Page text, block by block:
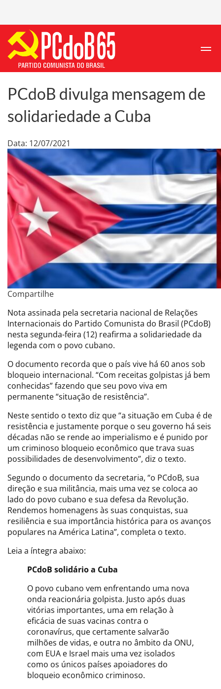
PCdoB divulga mensagem de
solidariedade a Cuba
Data: 12/07/2021
Compartilhe
Nota assinada pela secretaria nacional de Relações
Internacionais do Partido Comunista do Brasil (PCdoB)
nesta segunda-feira (12) reafirma a solidariedade da
legenda com o povo cubano.
O documento recorda que o país vive há 60 anos sob
bloqueio internacional. “Com receitas golpistas já bem
conhecidas” fazendo que seu povo viva em
permanente “situação de resistência”.
Neste sentido o texto diz que “a situação em Cuba é de
resistência e justamente porque o seu governo há seis
décadas não se rende ao imperialismo e é punido por
um criminoso bloqueio econômico que trava suas
possibilidades de desenvolvimento”, diz o texto.
Segundo o documento da secretaria, “o PCdoB, sua
direção e sua militância, mais uma vez se coloca ao
lado do povo cubano e sua defesa da Revolução.
Rendemos homenagens às suas conquistas, sua
resiliência e sua importância histórica para os avanços
populares na América Latina”, completa o texto.
Leia a íntegra abaixo:
PCdoB solidário a Cuba
O povo cubano vem enfrentando uma nova
onda reacionária golpista. Justo após duas
vitórias importantes, uma em relação à
eficácia de suas vacinas contra o
coronavírus, que certamente salvarão
milhões de vidas, e outra no âmbito da ONU,
com EUA e Israel mais uma vez isolados
como os únicos países apoiadores do
bloqueio econômico criminoso.